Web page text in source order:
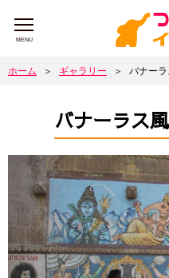
MENU
ホーム ＞ ギャラリー ＞ バナーラ
バナーラス